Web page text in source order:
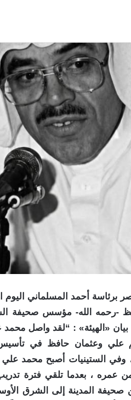
برئاسة أحمد المسلماني اليوم
-رحمه الله- مؤسس صحيفة
بيان «الهيئة» : “لقد واصل
علي وعثمان حافظ في
، وفي الستينيات أصبح محمد
، بعدما تلقي فترة تدريب
المدينة إلى الشرق